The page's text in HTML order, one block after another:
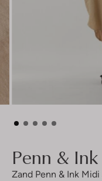
Penn & Ink
Zand Penn & Ink